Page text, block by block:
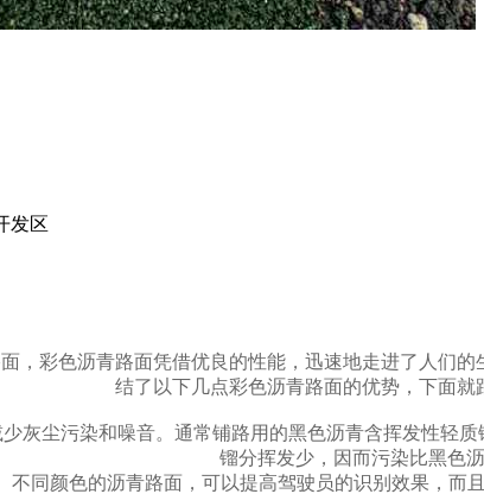
发区
，彩色沥青路面凭借优良的性能，迅速地走进了人们
结了以下几点彩色沥青路面的优势，下面就
灰尘污染和噪音。通常铺路用的黑色沥青含挥发性轻
镏分挥发少，因而污染比黑色沥
不同颜色的沥青路面，可以提高驾驶员的识别效果，